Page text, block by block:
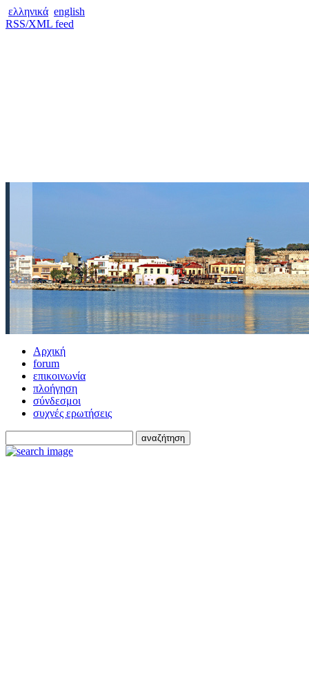
ελληνικά english
RSS/XML feed
Αρχική
forum
επικοινωνία
πλοήγηση
σύνδεσμοι
συχνές ερωτήσεις